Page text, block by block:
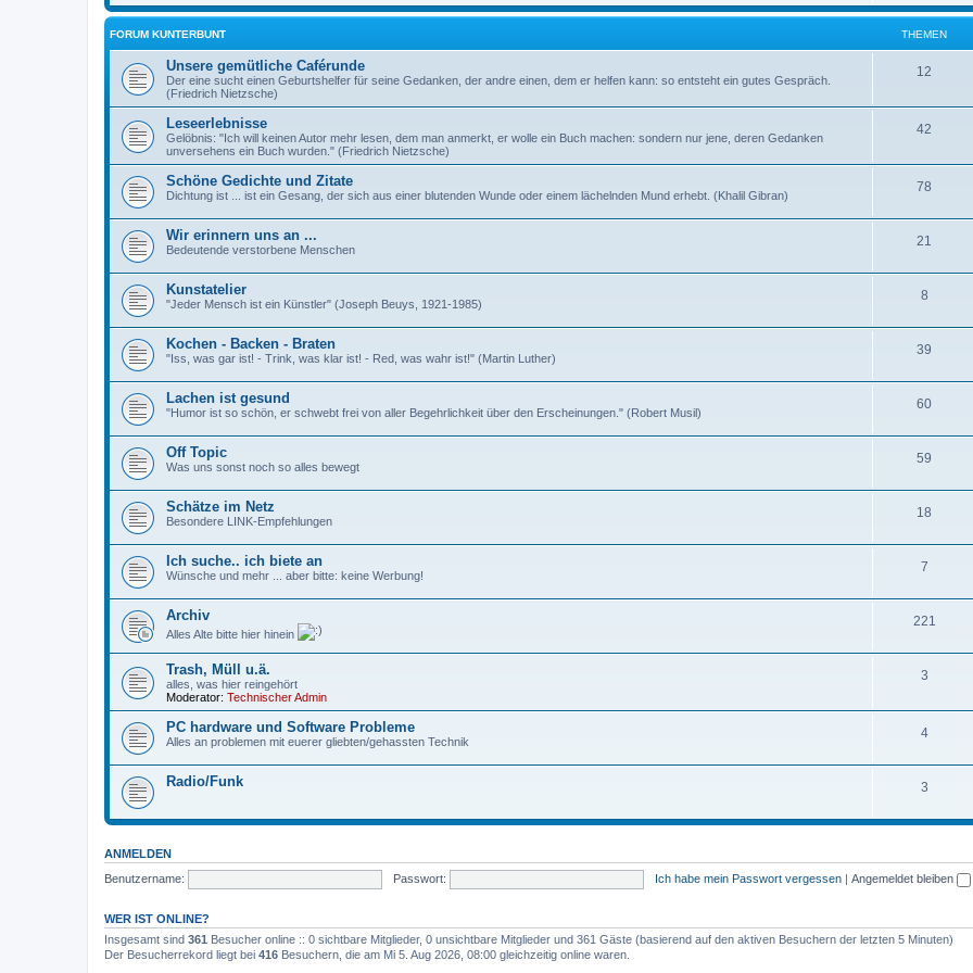
e
e
FORUM KUNTERBUNT THEMEN
Unsere gemütliche Caférunde
Der eine sucht einen Geburtshelfer für seine Gedanken, der andre einen, dem er helfen kann: so entsteht ein gutes Gespräch.
(Friedrich Nietzsche)
12
Leseerlebnisse
Gelöbnis: "Ich will keinen Autor mehr lesen, dem man anmerkt, er wolle ein Buch machen: sondern nur jene, deren Gedanken
unversehens ein Buch wurden." (Friedrich Nietzsche)
42
n
Schöne Gedichte und Zitate
Dichtung ist ... ist ein Gesang, der sich aus einer blutenden Wunde oder einem lächelnden Mund erhebt. (Khalil Gibran)
78
m
n
Wir erinnern uns an ...
Bedeutende verstorbene Menschen
21
m
n
Kunstatelier
"Jeder Mensch ist ein Künstler" (Joseph Beuys, 1921-1985)
8T
e
m
e
n
Kochen - Backen - Braten
"Iss, was gar ist! - Trink, was klar ist! - Red, was wahr ist!" (Martin Luther)
39
e
m
n
Lachen ist gesund
"Humor ist so schön, er schwebt frei von aller Begehrlichkeit über den Erscheinungen." (Robert Musil)
60T
m
n
Off Topic
Was uns sonst noch so alles bewegt
59
m
n
Schätze im Netz
Besondere LINK-Empfehlungen
18
m
e
n
Ich suche.. ich biete an
Wünsche und mehr ... aber bitte: keine Werbung!
7T
e
m
e
n
Archiv
Alles Alte bitte hier hinein
221
n
Trash, Müll u.ä.
alles, was hier reingehört
Moderator: Technischer Admin
3T
e
e
n
PC hardware und Software Probleme
Alles an problemen mit euerer gliebten/gehassten Technik
4T
e
m
n
Radio/Funk 3T
m
n
ANMELDEN
Benutzername:
Passwort: Ich habe mein Passwort vergessen | Angemeldet bleiben
WER IST ONLINE?
Insgesamt sind 361 Besucher online :: 0 sichtbare Mitglieder, 0 unsichtbare Mitglieder und 361 Gäste (basierend auf den aktiven Besuchern der letzten 5 Minuten)
Der Besucherrekord liegt bei 416 Besuchern, die am Mi 5. Aug 2026, 08:00 gleichzeitig online waren.